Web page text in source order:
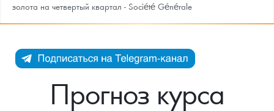
Каталог Монет
Инвестиционные монеты
Инфо
Как сделать заказ
золота на четвертый квартал - Société Générale
Прогноз курса